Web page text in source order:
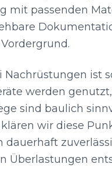
mit passenden
Nachrüstungen ist
werden
sind baulich
wir diese
dauerhaft
Überlastungen